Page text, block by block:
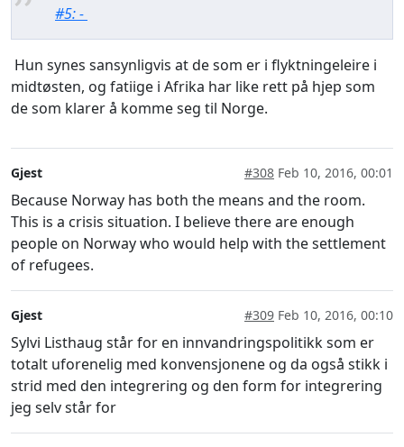
#5: -
Hun synes sansynligvis at de som er i flyktningeleire i
midtøsten, og fatiige i Afrika har like rett på hjep som
de som klarer å komme seg til Norge.
Gjest #308 Feb 10, 2016, 00:01
Because Norway has both the means and the room.
This is a crisis situation. I believe there are enough
people on Norway who would help with the settlement
of refugees.
Gjest #309 Feb 10, 2016, 00:10
Sylvi Listhaug står for en innvandringspolitikk som er
totalt uforenelig med konvensjonene og da også stikk i
strid med den integrering og den form for integrering
jeg selv står for